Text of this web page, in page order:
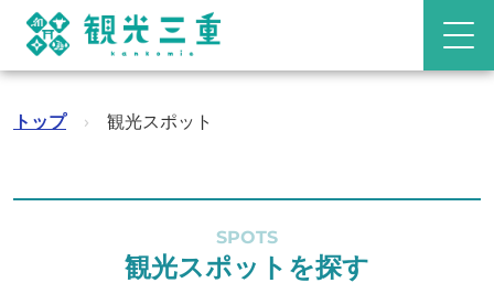
トップ › 観光スポット
SPOTS
観光スポットを探す